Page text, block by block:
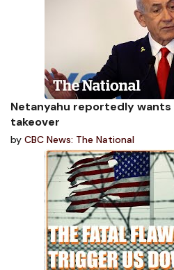
Netanyahu reportedly
takeover
by CBC News: The National